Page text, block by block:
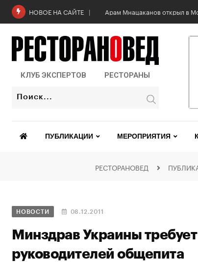
НОВОЕ НА САЙТЕ Арам Мнацаканов открыл в
КЛУБ ЭКСПЕРТОВ РЕСТОРАНЫ
ПУБЛИКАЦИИ МЕРОПРИЯТИЯ
РЕСТОРАНОВЕД
НОВОСТИ 08.12.2011
Минздрав Украины
руководителей общепита